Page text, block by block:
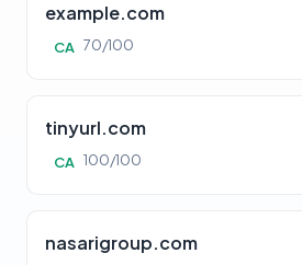
example.com
CA 70/100
tinyurl.com
CA 100/100
nasarigroup.com